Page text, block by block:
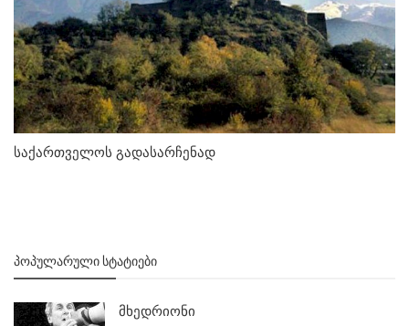
საქართველოს გადასარჩენად
ᲞᲝᲞᲣᲚᲐᲠᲣᲚᲘ ᲡᲢᲐᲢᲘᲔᲑᲘ
მხედრიონი